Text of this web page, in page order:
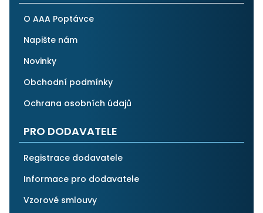
O AAA Poptávce
Napište nám
Novinky
Obchodní podmínky
Ochrana osobních údajů
PRO DODAVATELE
Registrace dodavatele
Informace pro dodavatele
Vzorové smlouvy